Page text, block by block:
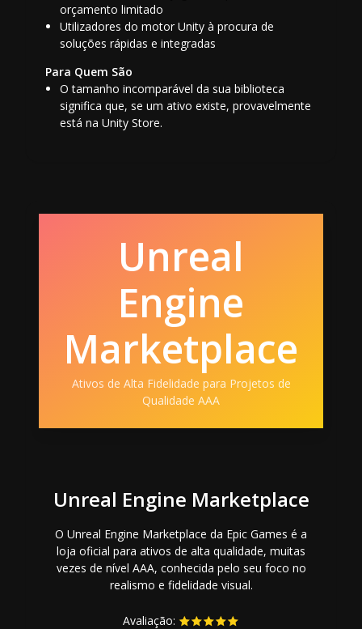
orçamento limitado
Utilizadores do motor Unity à procura de
soluções rápidas e integradas
Para Quem São
O tamanho incomparável da sua biblioteca
significa que, se um ativo existe, provavelmente
está na Unity Store.
Unreal
Engine
Marketplace
Ativos de Alta Fidelidade para Projetos de
Qualidade AAA
Unreal Engine Marketplace
O Unreal Engine Marketplace da Epic Games é a
loja oficial para ativos de alta qualidade, muitas
vezes de nível AAA, conhecida pelo seu foco no
realismo e fidelidade visual.
Avaliação: